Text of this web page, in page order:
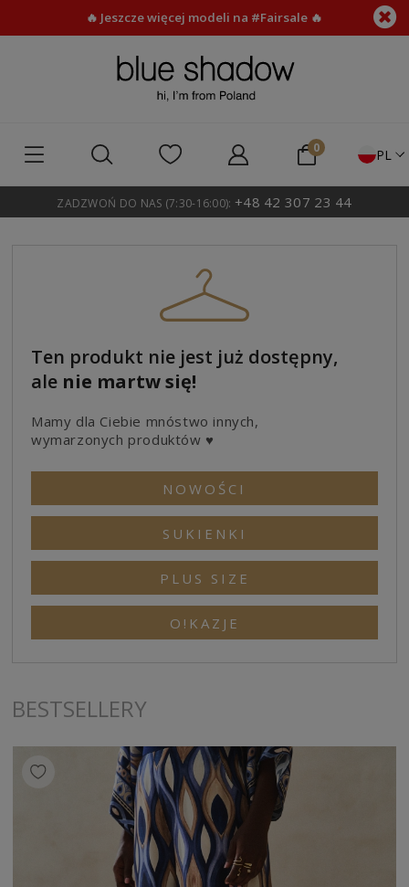
🔥 Jeszcze więcej modeli na #Fairsale 🔥
PL
ZADZWOŃ DO NAS (7:30-16:00): +48 42 307 23 44
Ten produkt nie jest już dostępny,
ale nie martw się!
Mamy dla Ciebie mnóstwo innych,
wymarzonych produktów ♥
NOWOŚCI
SUKIENKI
PLUS SIZE
O!KAZJE
BESTSELLERY